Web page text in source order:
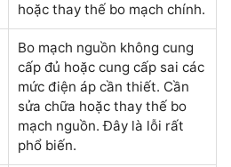
hoặc thay thế bo mạch chính.
Bo mạch nguồn không cung
cấp đủ hoặc cung cấp sai các
mức điện áp cần thiết. Cần
sửa chữa hoặc thay thế bo
mạch nguồn. Đây là lỗi rất
phổ biến.